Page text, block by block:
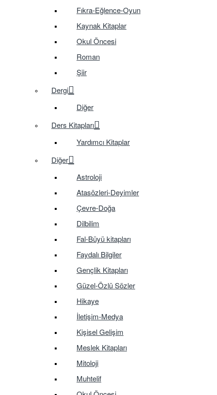
Fıkra-Eğlence-Oyun
Kaynak Kitaplar
Okul Öncesi
Roman
Şiir
Dergi
Diğer
Ders Kitapları
Yardımcı Kitaplar
Diğer
Astroloji
Atasözleri-Deyimler
Çevre-Doğa
Dilbilim
Fal-Büyü kitapları
Faydalı Bilgiler
Gençlik Kitapları
Güzel-Özlü Sözler
Hikaye
İletişim-Medya
Kişisel Gelişim
Meslek Kitapları
Mitoloji
Muhtelif